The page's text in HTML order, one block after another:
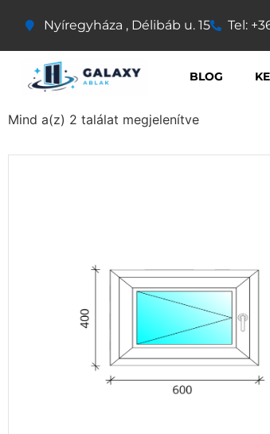
Nyíregyháza , Délibáb u. 15 Tel:
BLOG
Mind a(z) 2 találat megjelenítve